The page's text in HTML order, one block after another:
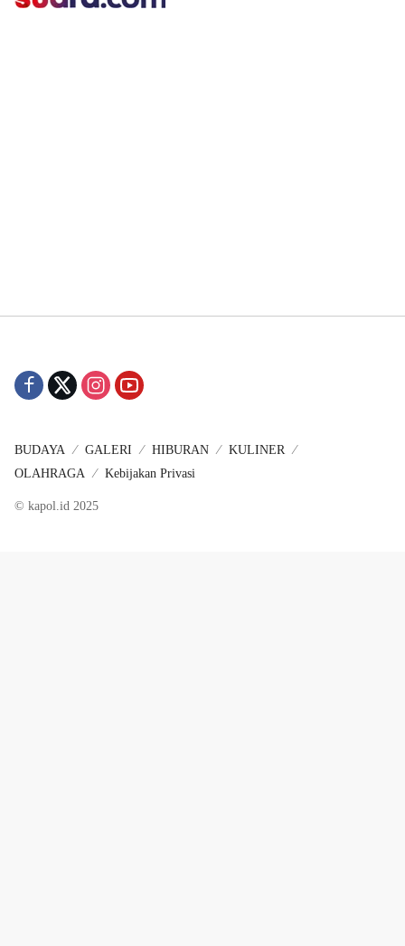
BUDAYA GALERI HIBURAN
KULINER
OLAHRAGA
Kebijakan Privasi
© kapol.id 2025